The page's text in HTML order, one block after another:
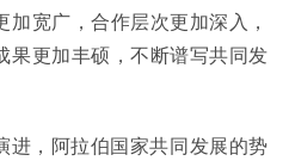
加宽广，合作层次更加深入，
果更加丰硕，不断谱写共同发
，阿拉伯国家共同发展的势